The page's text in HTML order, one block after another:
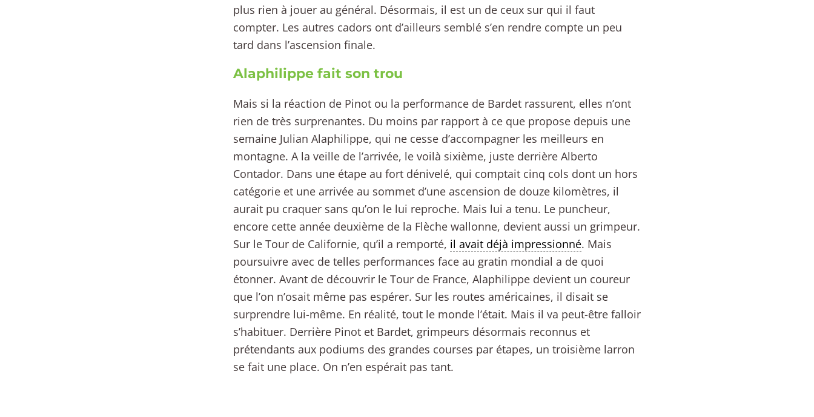
plus rien à jouer au général. Désormais, il est un de ceux sur qui il faut
compter. Les autres cadors ont d’ailleurs semblé s’en rendre compte un peu
tard dans l’ascension finale.
Alaphilippe fait son trou
Mais si la réaction de Pinot ou la performance de Bardet rassurent, elles n’ont
rien de très surprenantes. Du moins par rapport à ce que propose depuis une
semaine Julian Alaphilippe, qui ne cesse d’accompagner les meilleurs en
montagne. A la veille de l’arrivée, le voilà sixième, juste derrière Alberto
Contador. Dans une étape au fort dénivelé, qui comptait cinq cols dont un hors
catégorie et une arrivée au sommet d’une ascension de douze kilomètres, il
aurait pu craquer sans qu’on le lui reproche. Mais lui a tenu. Le puncheur,
encore cette année deuxième de la Flèche wallonne, devient aussi un grimpeur.
Sur le Tour de Californie, qu’il a remporté, il avait déjà impressionné. Mais
poursuivre avec de telles performances face au gratin mondial a de quoi
étonner. Avant de découvrir le Tour de France, Alaphilippe devient un coureur
que l’on n’osait même pas espérer. Sur les routes américaines, il disait se
surprendre lui-même. En réalité, tout le monde l’était. Mais il va peut-être falloir
s’habituer. Derrière Pinot et Bardet, grimpeurs désormais reconnus et
prétendants aux podiums des grandes courses par étapes, un troisième larron
se fait une place. On n’en espérait pas tant.